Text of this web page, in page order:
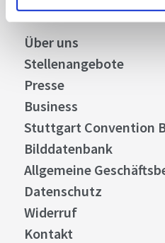
Über uns
Stellenangebote
Presse
Business
Stuttgart Convention
Bilddatenbank
Allgemeine
Datenschutz
Widerruf
Kontakt